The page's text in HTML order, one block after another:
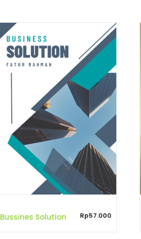
Bussines Solution Rp57.000